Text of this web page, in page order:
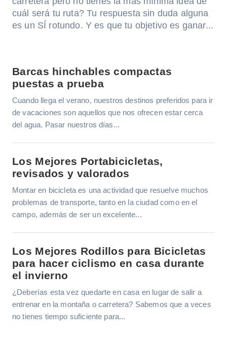
cuál será tu ruta? Tu respuesta sin duda alguna
es un SÍ rotundo. Y es que tu objetivo es ganar...
Barcas hinchables compactas
puestas a prueba
Cuando llega el verano, nuestros destinos preferidos para ir
de vacaciones son aquellos que nos ofrecen estar cerca
del agua. Pasar nuestros días...
Los Mejores Portabicicletas,
revisados y valorados
Montar en bicicleta es una actividad que resuelve muchos
problemas de transporte, tanto en la ciudad como en el
campo, además de ser un excelente...
Los Mejores Rodillos para Bicicletas
para hacer ciclismo en casa durante
el invierno
¿Deberías esta vez quedarte en casa en lugar de salir a
entrenar en la montaña o carretera? Sabemos que a veces
no tienes tiempo suficiente para...